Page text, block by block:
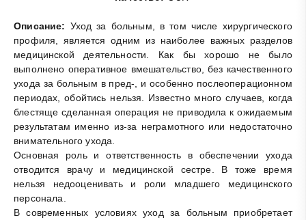
Описание: Уход за больным, в том числе хирургического
профиля, является одним из наиболее важных разделов
медицинской деятельности. Как бы хорошо не было
выполнено оперативное вмешательство, без качественного
ухода за больным в пред-, и особенно послеоперационном
периодах, обойтись нельзя. Известно много случаев, когда
блестяще сделанная операция не приводила к ожидаемым
результатам именно из-за неграмотного или недостаточно
внимательного ухода.
Основная роль и ответственность в обеспечении ухода
отводится врачу и медицинской сестре. В тоже время
нельзя недооценивать и роли младшего медицинского
персонала.
В современных условиях уход за больным приобретает